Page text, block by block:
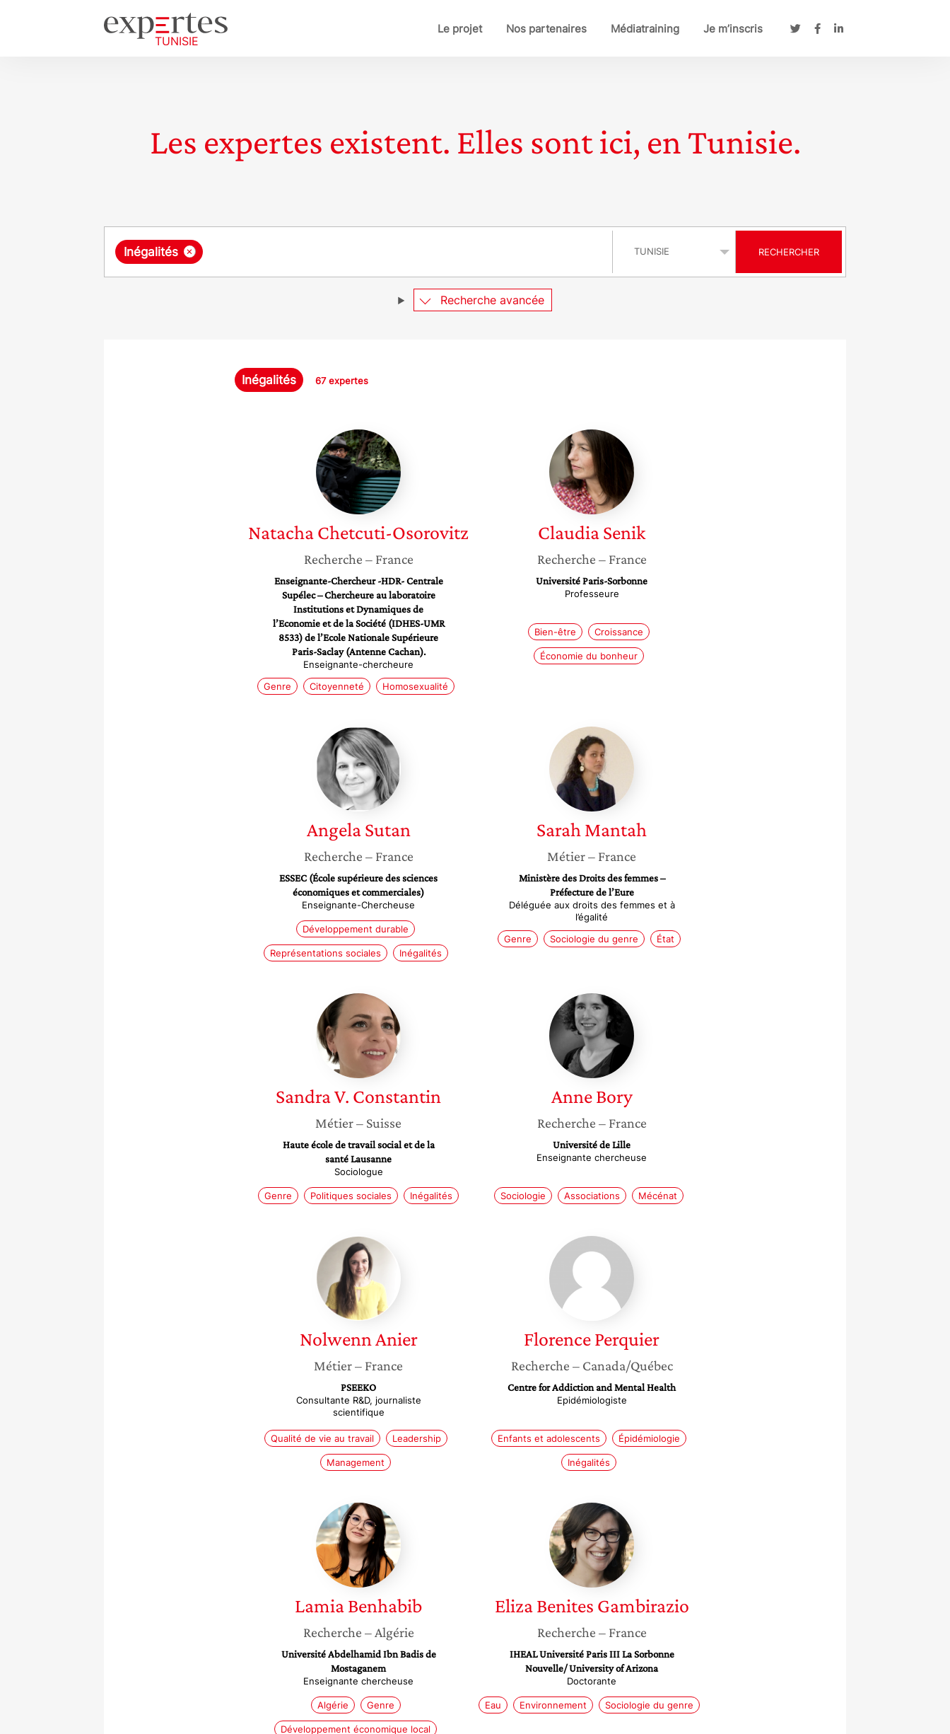
Le projet Nos partenaires Médiatraining Je m’inscris
Les expertes existent. Elles sont ici, en Tunisie.
Requête×
Inégalités RECHERCHER
Recherche avancée
Inégalités 67 expertes
Natacha
Chetcuti-
Osorovitz
NatachaChetcuti-Osorovitz
Recherche – France
Enseignante-Chercheur -HDR- Centrale
Supélec – Chercheure au laboratoire
Institutions et Dynamiques de
l’Economie et de la Société (IDHES-UMR
8533) de l’Ecole Nationale Supérieure
Paris-Saclay (Antenne Cachan).
Enseignante-chercheure
Genre
Citoyenneté Homosexualité
Claudia
Senik
ClaudiaSenik
Recherche – France
Université Paris-Sorbonne
Professeure
Bien-être Croissance
Économie du bonheur
Angela
Sutan
Angela Sutan
Recherche – France
ESSEC (École supérieure des sciences
économiques et commerciales)
Enseignante-Chercheuse
Développement durable
Représentations sociales Inégalités
Sarah
Mantah
Sarah Mantah
Métier– France
Ministère des Droits des femmes –
Préfecture de l’Eure
Déléguée aux droits des femmes et à
l’égalité
Genre
Sociologie du genre État
Sandra
V.
Constantin
Sandra V. Constantin
Métier– Suisse
Haute école de travail social et de la
santé Lausanne
Sociologue
Genre Politiques sociales Inégalités
Anne
Bory
Anne Bory
Recherche – France
Université de Lille
Enseignante chercheuse
Sociologie Associations Mécénat
Nolwenn
Anier
NolwennAnier
Métier– France
PSEEKO
Consultante R&D, journaliste
scientifique
Qualité de vie au travail Leadership
Management
Florence
Perquier
FlorencePerquier
Recherche – Canada/Québec
Centre for Addiction and Mental Health
Epidémiologiste
Enfants et adolescents Épidémiologie
Inégalités
Lamia
Benhabib
LamiaBenhabib
Recherche – Algérie
Université Abdelhamid Ibn Badis de
Mostaganem
Enseignante chercheuse
Algérie Genre
Développement économique local
Eliza
Benites
Gambirazio
Eliza Benites Gambirazio
Recherche – France
IHEAL Université Paris III La Sorbonne
Nouvelle/ University of Arizona
Doctorante
Eau Environnement Sociologie du genre